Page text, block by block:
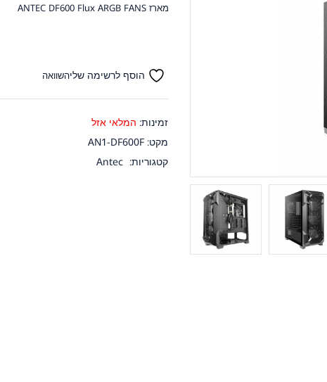
מארז ANTEC DF600 Flux ARGB FANS
הוסף לרשימה שליהשוואה
זמינות: המלאי אזל
מקט: AN1-DF600F
קטגוריות: Antec